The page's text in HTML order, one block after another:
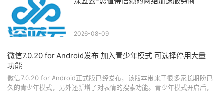
2026-08-09
微信7.0.20 for Android发布 加入青少年模式 可选择停用大量
功能
微信7.0.20 for Android正式版已经发布，该版本带来了很多家长期盼已
久的青少年模式，另外还新增了对表情的搜索功能。青少年模式开启后，